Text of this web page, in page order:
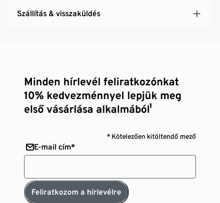
Szállítás & visszaküldés
Minden hírlevél feliratkozónkat
10% kedvezménnyel lepjük meg
első vásárlása alkalmából¹
* Kötelezően kitöltendő mező
E-mail cím*
Feliratkozom a hírlevélre